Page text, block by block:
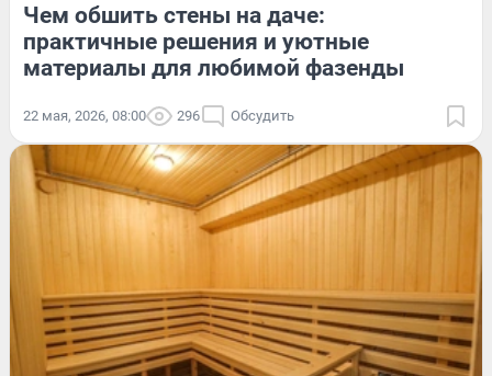
Чем обшить стены на даче:
практичные решения и уютные
материалы для любимой фазенды
22 мая, 2026, 08:00 296 Обсудить